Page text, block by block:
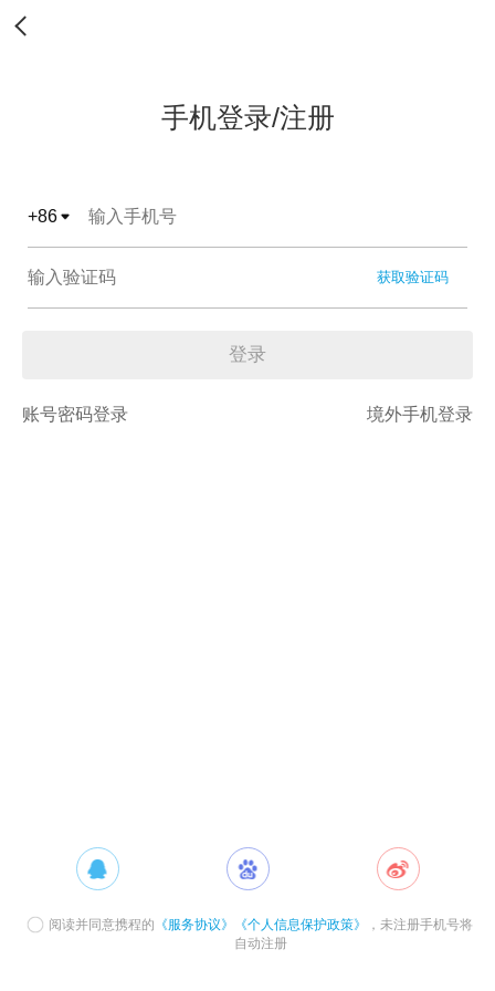
手机登录/注册
+86
获取验证码
登录
账号密码登录 境外手机登录
阅读并同意携程的 《服务协议》 《个人信息保护政策》
，未注册手机号将
自动注册